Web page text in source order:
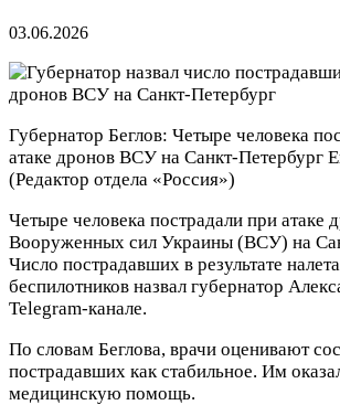
03.06.2026
Губернатор Беглов: Четыре человека
атаке дронов ВСУ на Санкт-Петербург
(Редактор отдела «Россия»)
Четыре человека пострадали при атаке
Вооруженных сил Украины (ВСУ) на
Число пострадавших в результате
беспилотников назвал губернатор
Telegram-канале.
По словам Беглова, врачи оценивают
пострадавших как стабильное. Им
медицинскую помощь.